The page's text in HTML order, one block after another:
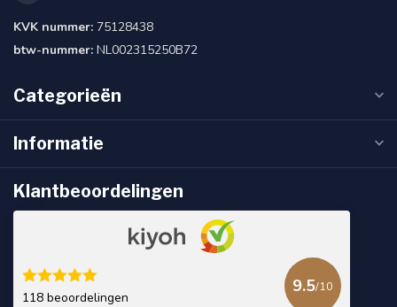
KVK nummer: 75128438
btw-nummer: NL002315250B72
Categorieën
Informatie
Klantbeoordelingen
118 beoordelingen
9.5/10